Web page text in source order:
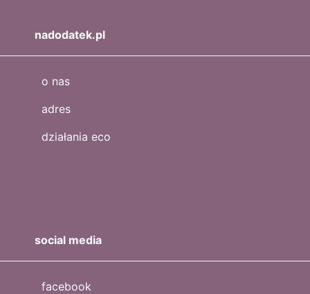
nadodatek.pl
o nas
adres
działania eco
social media
facebook